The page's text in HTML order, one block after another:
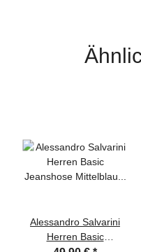
Alessandro Salvarini
Herren Basic